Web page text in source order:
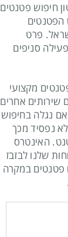
בשנת 2004 ניוטון חיפוש פטנטים
פרט
סניפים
מקצועי
שירותים אחרים
נגלה בחיפוש
נפסיד מכך
האינטרס
שלנו לבזבז
פטנטים במקרה